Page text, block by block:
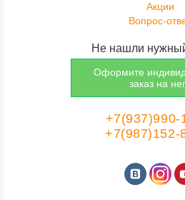
+7(937)990-
+7(987)152-
Акции
Вопрос-
Не нашли
Оформите
заказ на